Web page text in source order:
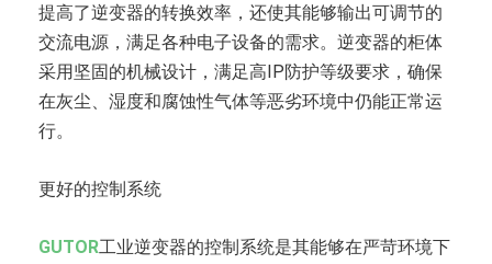
提高了逆变器的转换效率，还使其能够输出可调节的
交流电源，满足各种电子设备的需求。逆变器的柜体
采用坚固的机械设计，满足高IP防护等级要求，确保
在灰尘、湿度和腐蚀性气体等恶劣环境中仍能正常运
行。
更好的控制系统
GUTOR工业逆变器的控制系统是其能够在严苛环境下